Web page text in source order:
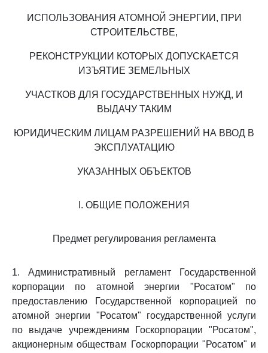
ИСПОЛЬЗОВАНИЯ АТОМНОЙ ЭНЕРГИИ, ПРИ
СТРОИТЕЛЬСТВЕ,
РЕКОНСТРУКЦИИ КОТОРЫХ ДОПУСКАЕТСЯ
ИЗЪЯТИЕ ЗЕМЕЛЬНЫХ
УЧАСТКОВ ДЛЯ ГОСУДАРСТВЕННЫХ НУЖД, И
ВЫДАЧУ ТАКИМ
ЮРИДИЧЕСКИМ ЛИЦАМ РАЗРЕШЕНИЙ НА ВВОД В
ЭКСПЛУАТАЦИЮ
УКАЗАННЫХ ОБЪЕКТОВ
I. ОБЩИЕ ПОЛОЖЕНИЯ
Предмет регулирования регламента
1. Административный регламент Государственной
корпорации по атомной энергии "Росатом" по
предоставлению Государственной корпорацией по
атомной энергии "Росатом" государственной услуги
по выдаче учреждениям Госкорпорации "Росатом",
акционерным обществам Госкорпорации "Росатом" и